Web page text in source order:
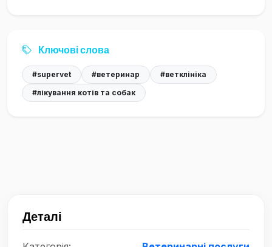
Ключові слова
#supervet #ветеринар
#ветклініка
#лікування котів та собак
Деталі